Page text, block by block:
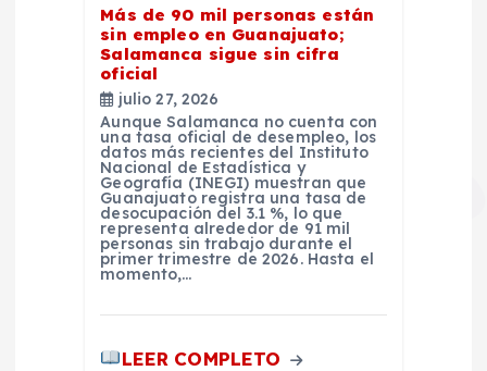
Más de 90 mil personas están
sin empleo en Guanajuato;
Salamanca sigue sin cifra
oficial
julio 27, 2026
Aunque Salamanca no cuenta con
una tasa oficial de desempleo, los
datos más recientes del Instituto
Nacional de Estadística y
Geografía (INEGI) muestran que
Guanajuato registra una tasa de
desocupación del 3.1 %, lo que
representa alrededor de 91 mil
personas sin trabajo durante el
primer trimestre de 2026. Hasta el
momento,…
LEER COMPLETO